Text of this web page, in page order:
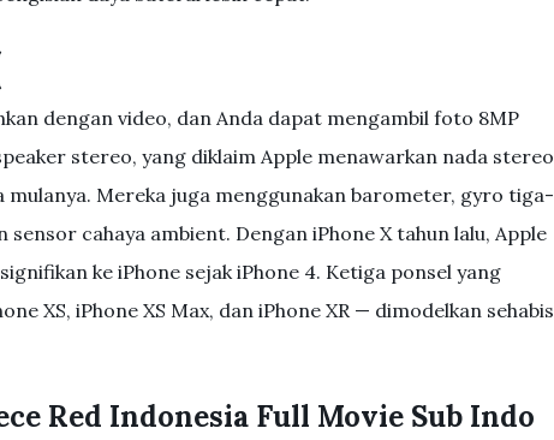
dengan video, dan Anda dapat mengambil foto 8MP
stereo, yang diklaim Apple menawarkan nada stereo
mulanya. Mereka juga menggunakan barometer, gyro tiga-
cahaya ambient. Dengan iPhone X tahun lalu, Apple
ke iPhone sejak iPhone 4. Ketiga ponsel yang
XS, iPhone XS Max, dan iPhone XR — dimodelkan sehabis
Red Indonesia Full Movie Sub Indo